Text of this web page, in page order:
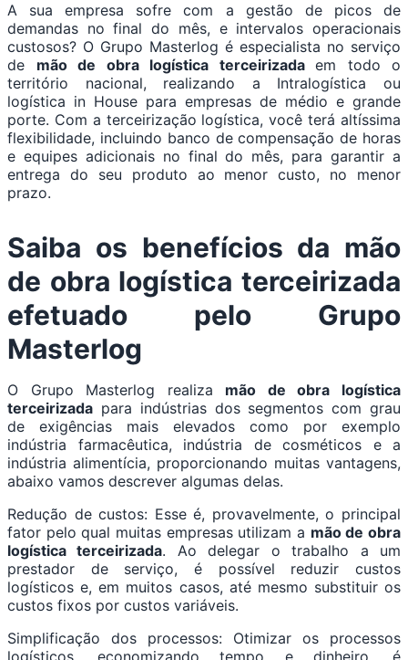
A sua empresa sofre com a gestão de picos de
demandas no final do mês, e intervalos operacionais
custosos? O Grupo Masterlog é especialista no serviço
de mão de obra logística terceirizada em todo o
território nacional, realizando a Intralogística ou
logística in House para empresas de médio e grande
porte. Com a terceirização logística, você terá altíssima
flexibilidade, incluindo banco de compensação de horas
e equipes adicionais no final do mês, para garantir a
entrega do seu produto ao menor custo, no menor
prazo.
Saiba os benefícios da mão
de obra logística terceirizada
efetuado pelo Grupo
Masterlog
O Grupo Masterlog realiza mão de obra logística
terceirizada para indústrias dos segmentos com grau
de exigências mais elevados como por exemplo
indústria farmacêutica, indústria de cosméticos e a
indústria alimentícia, proporcionando muitas vantagens,
abaixo vamos descrever algumas delas.
Redução de custos: Esse é, provavelmente, o principal
fator pelo qual muitas empresas utilizam a mão de obra
logística terceirizada. Ao delegar o trabalho a um
prestador de serviço, é possível reduzir custos
logísticos e, em muitos casos, até mesmo substituir os
custos fixos por custos variáveis.
Simplificação dos processos: Otimizar os processos